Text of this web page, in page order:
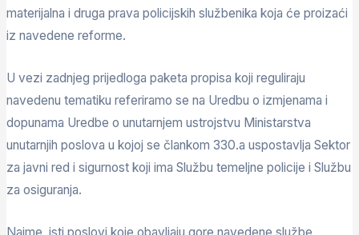
materijalna i druga prava policijskih službenika koja će proizaći
iz navedene reforme.
U vezi zadnjeg prijedloga paketa propisa koji reguliraju
navedenu tematiku referiramo se na Uredbu o izmjenama i
dopunama Uredbe o unutarnjem ustrojstvu Ministarstva
unutarnjih poslova u kojoj se člankom 330.a uspostavlja Sektor
za javni red i sigurnost koji ima Službu temeljne policije i Službu
za osiguranja.